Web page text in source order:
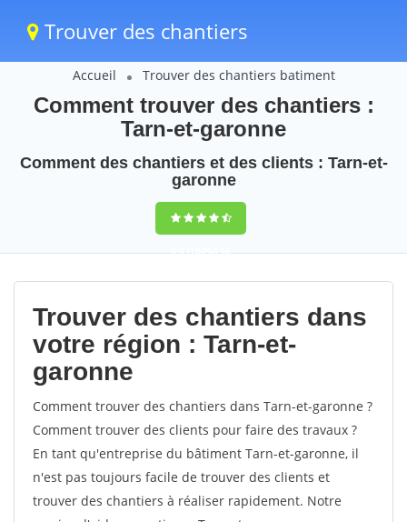
Trouver des chantiers
Accueil Trouver des chantiers batiment
Comment trouver des chantiers :
Tarn-et-garonne
Comment des chantiers et des clients : Tarn-et-
garonne
9,5(100%)46
votes
Trouver des chantiers dans
votre région : Tarn-et-
garonne
Comment trouver des chantiers dans Tarn-et-garonne ?
Comment trouver des clients pour faire des travaux ?
En tant qu'entreprise du bâtiment Tarn-et-garonne, il
n'est pas toujours facile de trouver des clients et
trouver des chantiers à réaliser rapidement. Notre